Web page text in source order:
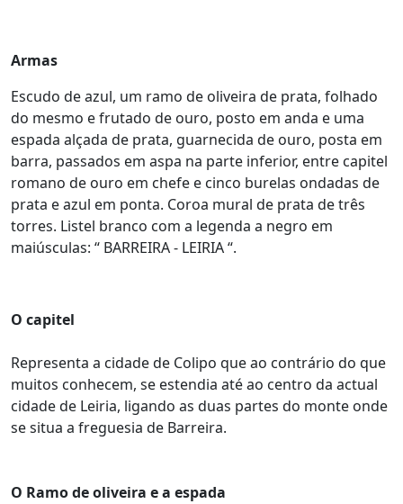
Armas
Escudo de azul, um ramo de oliveira de prata, folhado
do mesmo e frutado de ouro, posto em anda e uma
espada alçada de prata, guarnecida de ouro, posta em
barra, passados em aspa na parte inferior, entre capitel
romano de ouro em chefe e cinco burelas ondadas de
prata e azul em ponta. Coroa mural de prata de três
torres. Listel branco com a legenda a negro em
maiúsculas: “ BARREIRA - LEIRIA “.
O capitel
Representa a cidade de Colipo que ao contrário do que
muitos conhecem, se estendia até ao centro da actual
cidade de Leiria, ligando as duas partes do monte onde
se situa a freguesia de Barreira.
O Ramo de oliveira e a espada